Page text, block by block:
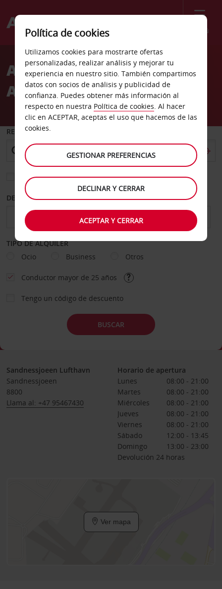
Menú
Welcome
AvisAlquiler de coches
Aeropuerto de Stokka
RECOGER EN
Elegir otra oficina de devolución
DESDE HASTA
TIPO DE ALQUILER
Ocio
Business Otros
Conductor mayor de 25 años
Tengo un código de descuento
BUSCAR
Sandnessjoeen Lufthavn
Sandnessjoeen
8800
Llama al: +47 95467430
Horario de apertura
Lunes
08:00 - 21:00
Martes
08:00 - 21:00
Miércoles
08:00 - 21:00
Jueves
08:00 - 21:00
Viernes
08:00 - 21:00
Sábado
12:00 - 13:45
Domingo
13:00 - 23:00
Devolución 24 horas
Ver mapa
Política de cookies
Utilizamos cookies para mostrarte ofertas
personalizadas, realizar análisis y mejorar tu
experiencia en nuestro sitio. También compartimos
datos con socios de análisis y publicidad de
confianza. Puedes obtener más información al
respecto en nuestra Política de cookies. Al hacer
clic en ACEPTAR, aceptas el uso que hacemos de las
cookies.
GESTIONAR PREFERENCIAS
DECLINAR Y CERRAR
ACEPTAR Y CERRAR